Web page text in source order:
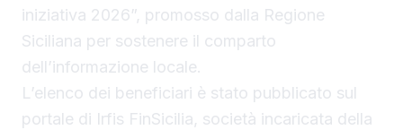
iniziativa 2026”, promosso dalla Regione
Siciliana per sostenere il comparto
dell’informazione locale.
L’elenco dei beneficiari è stato pubblicato sul
portale di Irfis FinSicilia, società incaricata della